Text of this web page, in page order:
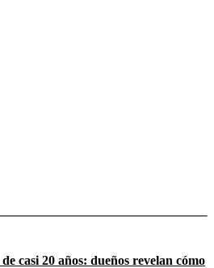
casi 20 años: dueños revelan cómo